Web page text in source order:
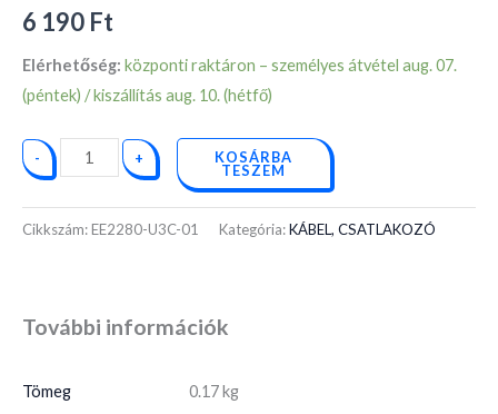
6 190 Ft
Elérhetőség: központi raktáron – személyes átvétel aug. 07.
(péntek) / kiszállítás aug. 10. (hétfő)
- + KOSÁRBA
TESZEM
Cikkszám:EE2280-U3C-01 Kategória:KÁBEL, CSATLAKOZÓ
További információk
Tömeg 0.17 kg